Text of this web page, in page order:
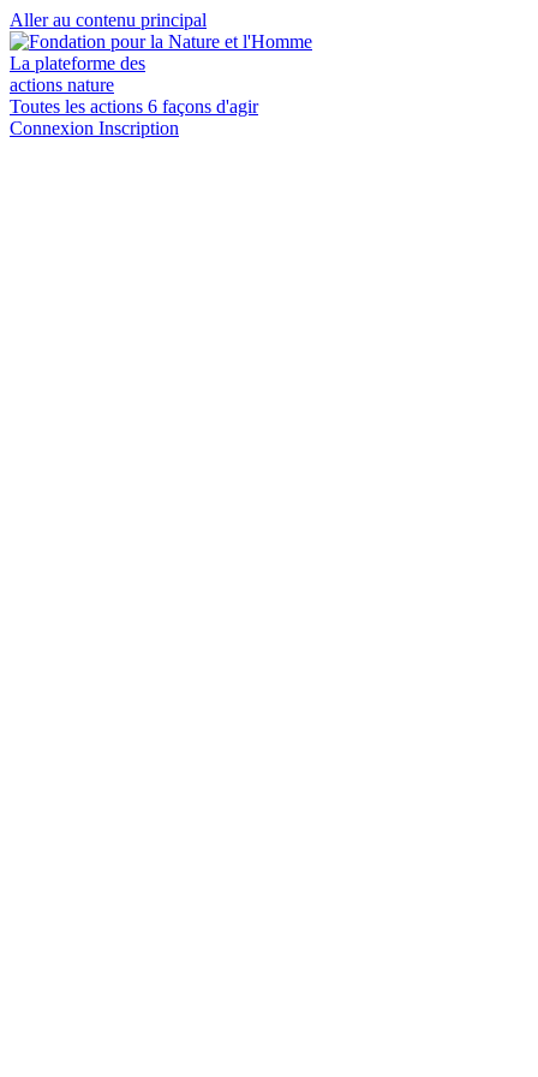
Aller au contenu principal
La plateforme des
actions nature
Toutes les actions 6 façons d'agir
Connexion Inscription